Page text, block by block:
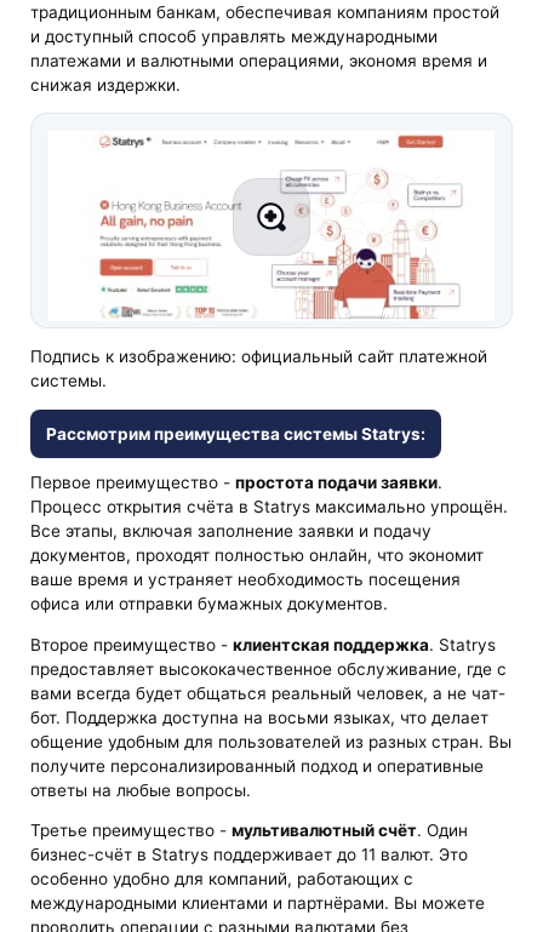
традиционным банкам, обеспечивая компаниям простой
и доступный способ управлять международными
платежами и валютными операциями, экономя время и
снижая издержки.
Подпись к изображению: официальный сайт платежной
системы.
Рассмотрим преимущества системы Statrys:
Первое преимущество -простота подачи заявки.
Процесс открытия счёта в Statrys максимально упрощён.
Все этапы, включая заполнение заявки и подачу
документов, проходят полностью онлайн, что экономит
ваше время и устраняет необходимость посещения
офиса или отправки бумажных документов.
Второе преимущество -клиентская поддержка. Statrys
предоставляет высококачественное обслуживание, где с
вами всегда будет общаться реальный человек, а не чат-
бот. Поддержка доступна на восьми языках, что делает
общение удобным для пользователей из разных стран. Вы
получите персонализированный подход и оперативные
ответы на любые вопросы.
Третье преимущество -мультивалютный счёт. Один
бизнес-счёт в Statrys поддерживает до 11 валют. Это
особенно удобно для компаний, работающих с
международными клиентами и партнёрами. Вы можете
проводить операции с разными валютами без